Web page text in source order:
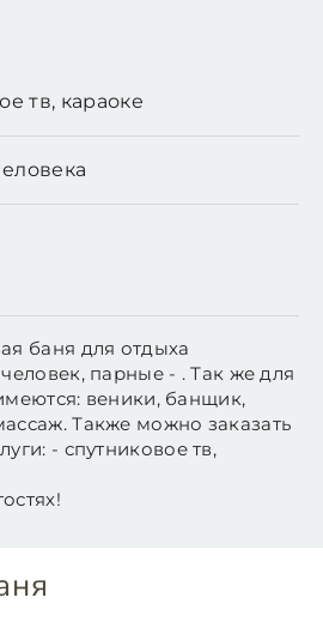
тв, караоке
баня для отдыха
парные - . Так же для
веники, банщик,
Также можно заказать
- спутниковое тв,